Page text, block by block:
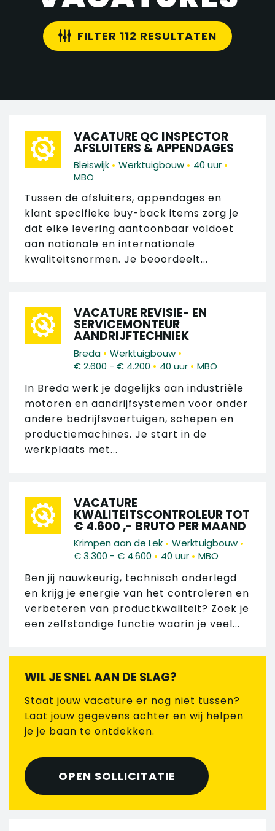
FILTER 112 RESULTATEN
VACATURE QC INSPECTOR
AFSLUITERS & APPENDAGES
Bleiswijk • Werktuigbouw • 40 uur •
MBO
Tussen de afsluiters, appendages en
klant specifieke buy-back items zorg je
dat elke levering aantoonbaar voldoet
aan nationale en internationale
kwaliteitsnormen. Je beoordeelt...
VACATURE REVISIE- EN
SERVICEMONTEUR
AANDRIJFTECHNIEK
Breda • Werktuigbouw •
€ 2.600 - € 4.200 • 40 uur • MBO
In Breda werk je dagelijks aan industriële
motoren en aandrijfsystemen voor onder
andere bedrijfsvoertuigen, schepen en
productiemachines. Je start in de
werkplaats met...
VACATURE
KWALITEITSCONTROLEUR TOT
€ 4.600 ,- BRUTO PER MAAND
Krimpen aan de Lek • Werktuigbouw •
€ 3.300 - € 4.600 • 40 uur • MBO
Ben jij nauwkeurig, technisch onderlegd
en krijg je energie van het controleren en
verbeteren van productkwaliteit? Zoek je
een zelfstandige functie waarin je veel...
WIL JE SNEL AAN DE SLAG?
Staat jouw vacature er nog niet tussen?
Laat jouw gegevens achter en wij helpen
je je baan te ontdekken.
OPEN SOLLICITATIE